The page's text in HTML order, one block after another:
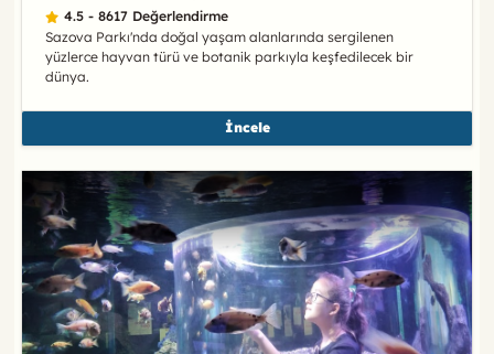
4.5 - 8617 Değerlendirme
Sazova Parkı'nda doğal yaşam alanlarında sergilenen
yüzlerce hayvan türü ve botanik parkıyla keşfedilecek bir
dünya.
İncele